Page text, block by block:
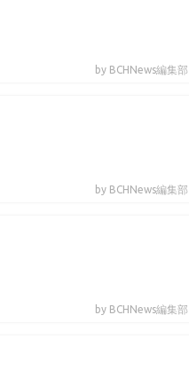
by BCHNews編集部
by BCHNews編集部
by BCHNews編集部